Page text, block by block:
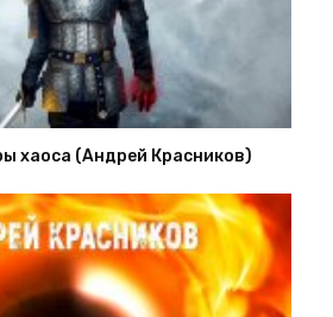
хаоса (Андрей Красников)